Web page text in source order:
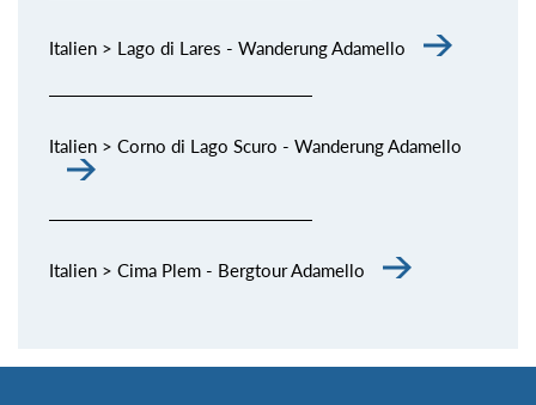
Italien > Lago di Lares - Wanderung Adamello
Italien > Corno di Lago Scuro - Wanderung Adamello
Italien > Cima Plem - Bergtour Adamello